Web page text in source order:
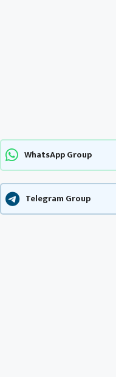
WhatsApp Group
Telegram Group